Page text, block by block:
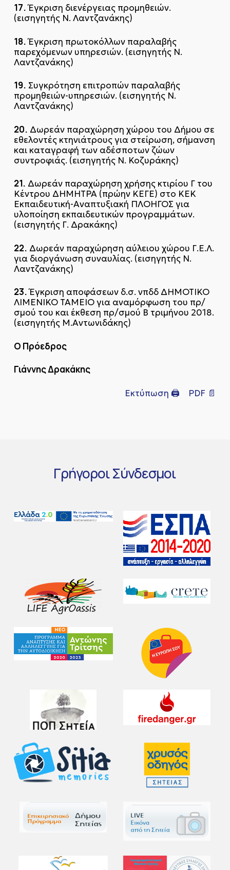
17.Έγκριση διενέργειας προμηθειών.
(εισηγητής Ν. Λαντζανάκης)
18.Έγκριση πρωτοκόλλων παραλαβής
παρεχόμενων υπηρεσιών. (εισηγητής Ν.
Λαντζανάκης)
19. Συγκρότηση επιτροπών παραλαβής
προμηθειών-υπηρεσιών. (εισηγητής Ν.
Λαντζανάκης)
20. Δωρεάν παραχώρηση χώρου του Δήμου σε
εθελοντές κτηνιάτρους για στείρωση, σήμανση
και καταγραφή των αδέσποτων ζώων
συντροφιάς. (εισηγητής Ν. Κοζυράκης)
21. Δωρεάν παραχώρηση χρήσης κτιρίου Γ του
Κέντρου ΔΗΜΗΤΡΑ (πρώην ΚΕΓΕ) στο ΚΕΚ
Εκπαιδευτική-Αναπτυξιακή ΠΛΟΗΓΟΣ για
υλοποίηση εκπαιδευτικών προγραμμάτων.
(εισηγητής Γ. Δρακάκης)
22. Δωρεάν παραχώρηση αύλειου χώρου Γ.Ε.Λ.
για διοργάνωση συναυλίας. (εισηγητής Ν.
Λαντζανάκης)
23.Έγκριση αποφάσεων δ.σ. νπδδ ΔΗΜΟΤΙΚΟ
ΛΙΜΕΝΙΚΟ ΤΑΜΕΙΟ για αναμόρφωση του πρ/
σμού του και έκθεση πρ/σμού Β τριμήνου 2018.
(εισηγητής Μ.Αντωνιδάκης)
Ο Πρόεδρος
Γιάννης Δρακάκης
Εκτύπωση 🖨 PDF 📄
ΓρήγοροιΣύνδεσμοι